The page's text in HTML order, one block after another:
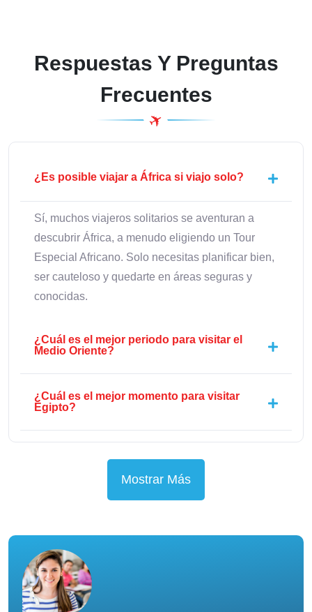
Respuestas Y Preguntas
Frecuentes
¿Es posible viajar a África si viajo solo?
Sí, muchos viajeros solitarios se aventuran a
descubrir África, a menudo eligiendo un Tour
Especial Africano. Solo necesitas planificar bien,
ser cauteloso y quedarte en áreas seguras y
conocidas.
¿Cuál es el mejor periodo para visitar el
Medio Oriente?
¿Cuál es el mejor momento para visitar
Egipto?
Mostrar Más